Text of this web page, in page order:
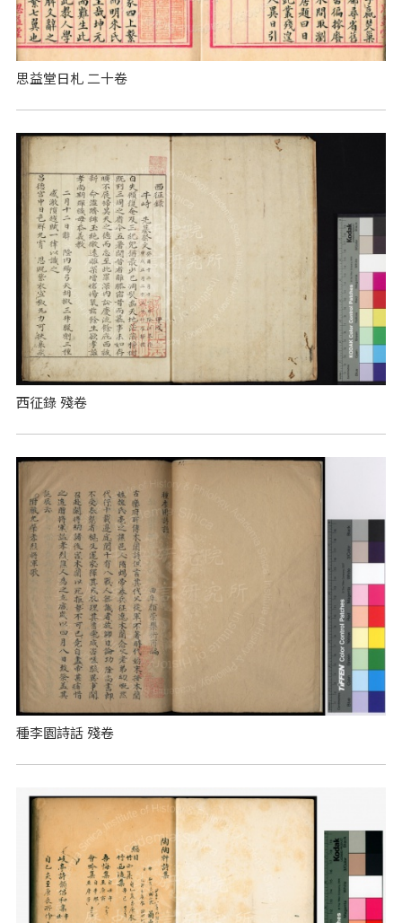
思益堂日札 二十卷
西征錄 殘卷
種李園詩話 殘卷